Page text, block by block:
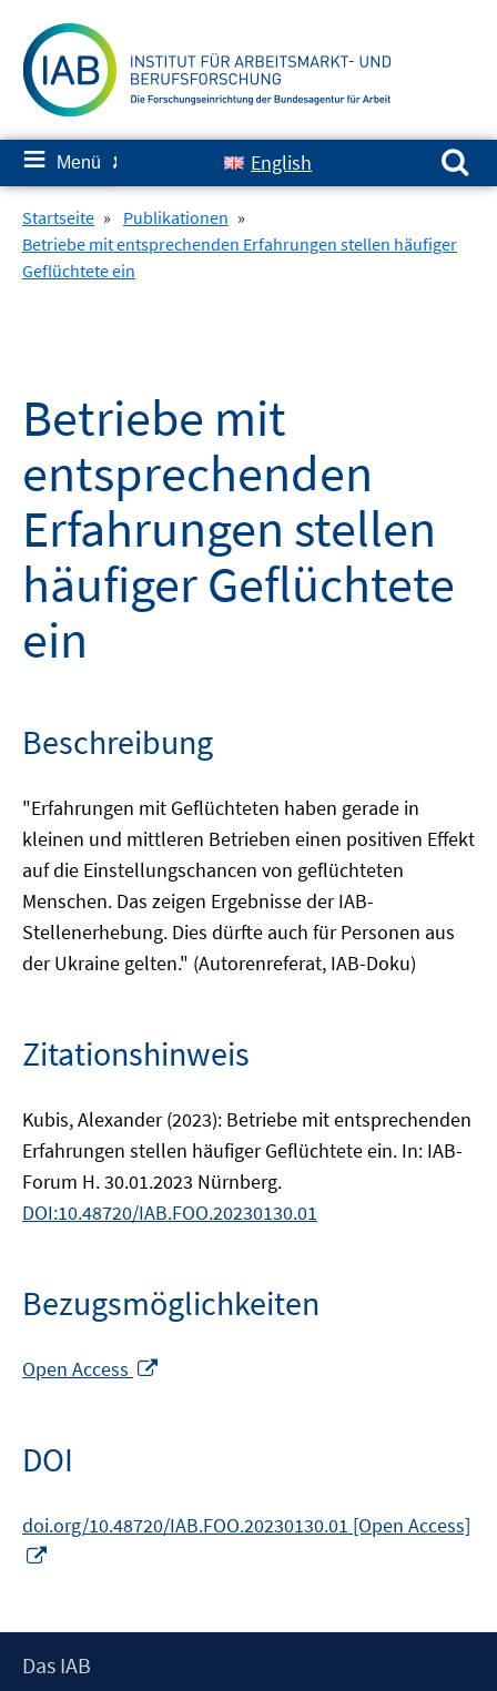
zum
Inhalt
≡ Menü ✘ English
Suchen nach:
Startseite » Publikationen »
Betriebe mit entsprechenden Erfahrungen stellen häufiger
Geflüchtete ein
Betriebe mit
entsprechenden
Erfahrungen stellen
häufiger Geflüchtete
ein
Beschreibung
"Erfahrungen mit Geflüchteten haben gerade in
kleinen und mittleren Betrieben einen positiven Effekt
auf die Einstellungschancen von geflüchteten
Menschen. Das zeigen Ergebnisse der IAB-
Stellenerhebung. Dies dürfte auch für Personen aus
der Ukraine gelten." (Autorenreferat, IAB-Doku)
Zitationshinweis
Kubis, Alexander (2023): Betriebe mit entsprechenden
Erfahrungen stellen häufiger Geflüchtete ein. In: IAB-
Forum H. 30.01.2023 Nürnberg.
DOI:10.48720/IAB.FOO.20230130.01
Bezugsmöglichkeiten
Open Access
DOI
doi.org/10.48720/IAB.FOO.20230130.01 [Open Access]
öffnen
Footer
Das IAB